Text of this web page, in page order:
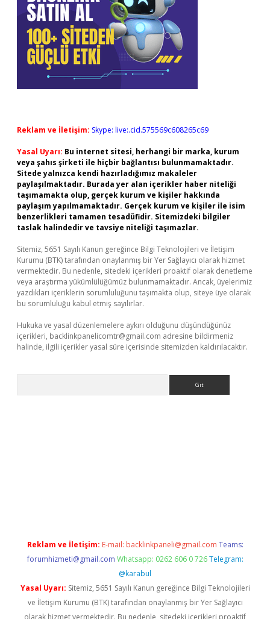
Reklam ve İletişim: Skype: live:.cid.575569c608265c69
Yasal Uyarı: Bu internet sitesi, herhangi bir marka, kurum
veya şahıs şirketi ile hiçbir bağlantısı bulunmamaktadır.
Sitede yalnızca kendi hazırladığımız makaleler
paylaşılmaktadır. Burada yer alan içerikler haber niteliği
taşımamakta olup, gerçek kurum ve kişiler hakkında
paylaşım yapılmamaktadır. Gerçek kurum ve kişiler ile isim
benzerlikleri tamamen tesadüfidir. Sitemizdeki bilgiler
taslak halindedir ve tavsiye niteliği taşımazlar.
Sitemiz, 5651 Sayılı Kanun gereğince Bilgi Teknolojileri ve İletişim
Kurumu (BTK) tarafından onaylanmış bir Yer Sağlayıcı olarak hizmet
vermektedir. Bu nedenle, sitedeki içerikleri proaktif olarak denetleme
veya araştırma yükümlülüğümüz bulunmamaktadır. Ancak, üyelerimiz
yazdıkları içeriklerin sorumluluğunu taşımakta olup, siteye üye olarak
bu sorumluluğu kabul etmiş sayılırlar.
Hukuka ve yasal düzenlemelere aykırı olduğunu düşündüğünüz
içerikleri, backlinkpanelicomtr@gmail.com adresine bildirmeniz
halinde, ilgili içerikler yasal süre içerisinde sitemizden kaldırılacaktır.
Reklam ve İletişim: E-mail: backlinkpaneli@gmail.com Teams:
forumhizmeti@gmail.com Whatsapp: 0262 606 0 726 Telegram:
@karabul
Yasal Uyarı: Sitemiz, 5651 Sayılı Kanun gereğince Bilgi Teknolojileri
ve İletişim Kurumu (BTK) tarafından onaylanmış bir Yer Sağlayıcı
olarak hizmet vermektedir. Bu nedenle, sitedeki içerikleri proaktif